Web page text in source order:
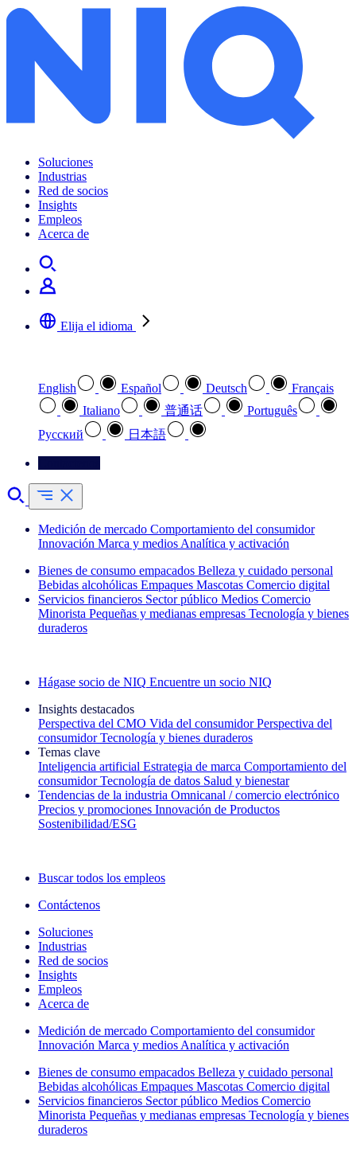
Soluciones
Industrias
Red de socios
Insights
Empleos
Acerca de
Elija el idioma
English Español Deutsch
Français
Italiano
普通话
Português
Pусский
日本語
Medición de mercado Comportamiento del consumidor
Innovación Marca y medios Analítica y activación
Bienes de consumo empacados Belleza y cuidado personal
Bebidas alcohólicas Empaques Mascotas Comercio digital
Servicios financieros Sector público Medios Comercio
Minorista Pequeñas y medianas empresas Tecnología y bienes
duraderos
Hágase socio de NIQ Encuentre un socio NIQ
Insights destacados
Perspectiva del CMO Vida del consumidor Perspectiva del
consumidor Tecnología y bienes duraderos
Temas clave
Inteligencia artificial Estrategia de marca Comportamiento del
consumidor Tecnología de datos Salud y bienestar
Tendencias de la industria Omnicanal / comercio electrónico
Precios y promociones Innovación de Productos
Sostenibilidad/ESG
Buscar todos los empleos
Contáctenos
Soluciones
Industrias
Red de socios
Insights
Empleos
Acerca de
Medición de mercado Comportamiento del consumidor
Innovación Marca y medios Analítica y activación
Bienes de consumo empacados Belleza y cuidado personal
Bebidas alcohólicas Empaques Mascotas Comercio digital
Servicios financieros Sector público Medios Comercio
Minorista Pequeñas y medianas empresas Tecnología y bienes
duraderos